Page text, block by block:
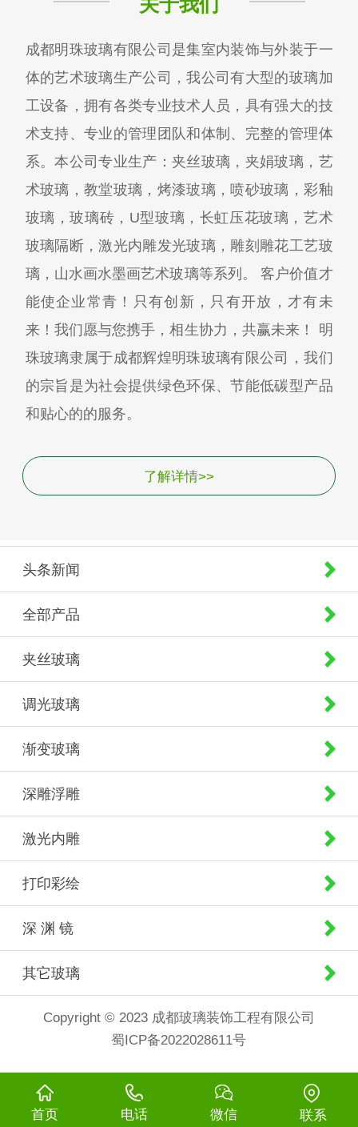
成都明珠玻璃有限公司是集室内装饰与外装于一
体的艺术玻璃生产公司，我公司有大型的玻璃加
工设备，拥有各类专业技术人员，具有强大的技
术支持、专业的管理团队和体制、完整的管理体
系。本公司专业生产：夹丝玻璃，夹娟玻璃，艺
术玻璃，教堂玻璃，烤漆玻璃，喷砂玻璃，彩釉
玻璃，玻璃砖，U型玻璃，长虹压花玻璃，艺术
玻璃隔断，激光内雕发光玻璃，雕刻雕花工艺玻
璃，山水画水墨画艺术玻璃等系列。 客户价值才
能使企业常青！只有创新，只有开放，才有未
来！我们愿与您携手，相生协力，共赢未来！ 明
珠玻璃隶属于成都辉煌明珠玻璃有限公司，我们
的宗旨是为社会提供绿色环保、节能低碳型产品
和贴心的的服务。
了解详情>>
头条新闻
全部产品
夹丝玻璃
调光玻璃
渐变玻璃
深雕浮雕
激光内雕
打印彩绘
深 渊 镜
其它玻璃
Copyright © 2023 成都玻璃装饰工程有限公司
蜀ICP备2022028611号
首页 电话 微信 联系